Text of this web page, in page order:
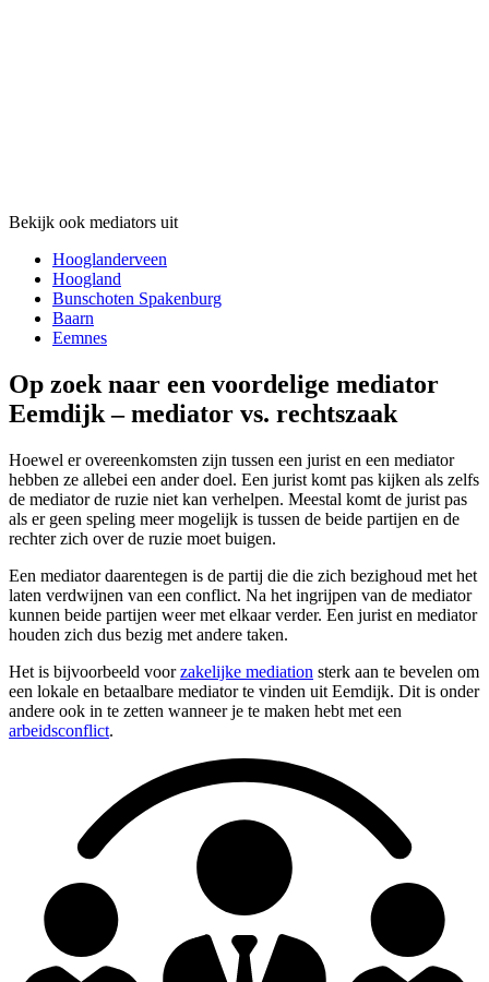
Bekijk ook mediators uit
Hooglanderveen
Hoogland
Bunschoten Spakenburg
Baarn
Eemnes
Op zoek naar een voordelige mediator
Eemdijk – mediator vs. rechtszaak
Hoewel er overeenkomsten zijn tussen een jurist en een mediator
hebben ze allebei een ander doel. Een jurist komt pas kijken als zelfs
de mediator de ruzie niet kan verhelpen. Meestal komt de jurist pas
als er geen speling meer mogelijk is tussen de beide partijen en de
rechter zich over de ruzie moet buigen.
Een mediator daarentegen is de partij die die zich bezighoud met het
laten verdwijnen van een conflict. Na het ingrijpen van de mediator
kunnen beide partijen weer met elkaar verder. Een jurist en mediator
houden zich dus bezig met andere taken.
Het is bijvoorbeeld voorzakelijke mediation sterk aan te bevelen om
een lokale en betaalbare mediator te vinden uit Eemdijk. Dit is onder
andere ook in te zetten wanneer je te maken hebt met een
arbeidsconflict.